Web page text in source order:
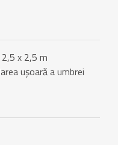
x 2,5 m
ușoară a umbrei